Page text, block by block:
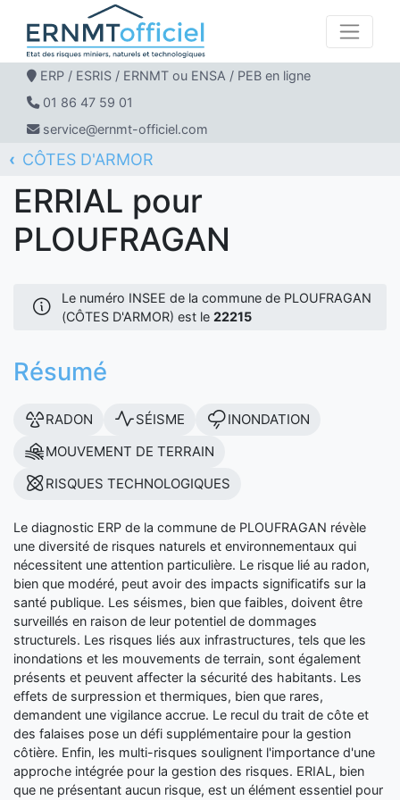
ERP / ESRIS / ERNMT ou ENSA / PEB en ligne
01 86 47 59 01
service@ernmt-officiel.com
ERNMT Officiel
ERRIAL
CÔTES D'ARMOR
PLOUFRAGAN
ERRIAL pour
PLOUFRAGAN
Le numéro INSEE de la commune de PLOUFRAGAN
(CÔTES D'ARMOR) est le 22215
Résumé
RADON SÉISME
INONDATION
MOUVEMENT DE TERRAIN
RISQUES TECHNOLOGIQUES
Le diagnostic ERP de la commune de PLOUFRAGAN révèle
une diversité de risques naturels et environnementaux qui
nécessitent une attention particulière. Le risque lié au radon,
bien que modéré, peut avoir des impacts significatifs sur la
santé publique. Les séismes, bien que faibles, doivent être
surveillés en raison de leur potentiel de dommages
structurels. Les risques liés aux infrastructures, tels que les
inondations et les mouvements de terrain, sont également
présents et peuvent affecter la sécurité des habitants. Les
effets de surpression et thermiques, bien que rares,
demandent une vigilance accrue. Le recul du trait de côte et
des falaises pose un défi supplémentaire pour la gestion
côtière. Enfin, les multi-risques soulignent l'importance d'une
approche intégrée pour la gestion des risques. ERIAL, bien
que ne présentant aucun risque, est un élément essentiel pour